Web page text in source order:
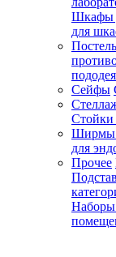
Шкафы
для
Сейфы
Ширмы
для
Прочее
Наборы